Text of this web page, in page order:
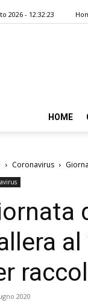
2026 - 12:32:23
HOME
Coronavirus
2020